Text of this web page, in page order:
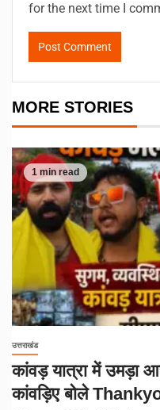
for the next time I
MORE STORIES
1 min read
उत्तराखंड
कांवड़ यात्रा में उमड़ा
कांवड़िए बोले